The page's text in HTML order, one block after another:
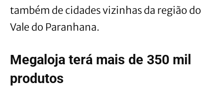
também de cidades vizinhas da região do
Vale do Paranhana.
Megaloja terá mais de 350 mil
produtos